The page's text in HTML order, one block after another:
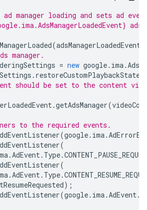
ad manager loading and sets ad
(adsManagerLoadedEvent
manager.
= new google. ima.
.
should be set to the content
.getAdsManager(
to the required events.
(google. ima.
(
.AdEvent. Type.
(
.AdEvent. Type.
);
(google. ima.AdEvent.